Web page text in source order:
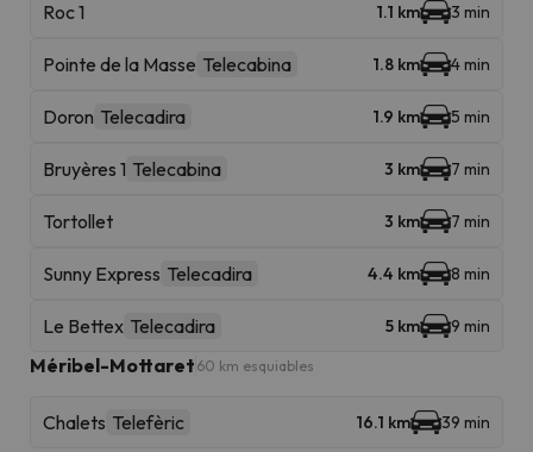
Roc 1 1.1 km 3 min
Pointe de la Masse Telecabina 1.8 km 4 min
Doron Telecadira 1.9 km 5 min
Bruyères 1 Telecabina 3 km 7 min
Tortollet 3 km 7 min
Sunny Express Telecadira 4.4 km 8 min
Le Bettex Telecadira 5 km 9 min
Méribel-Mottaret 60 km esquiables
Chalets Telefèric 16.1 km 39 min